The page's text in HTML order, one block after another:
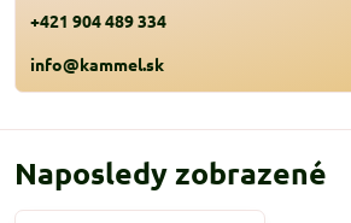
+421 904 489 334
info@kammel.sk
Naposledy zobrazené